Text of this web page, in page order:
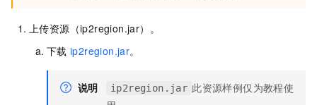
上传资源（ip2region.jar）。
下载 ip2region.jar。
说明 ip2region.jar 此资源样例仅为教程使